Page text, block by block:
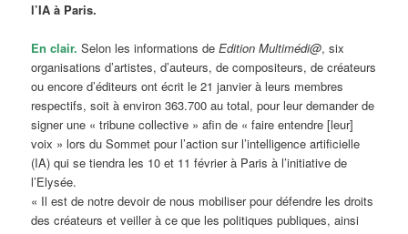
l’IA à Paris.
En clair. Selon les informations deEdition Multimédi@, six
organisations d’artistes, d’auteurs, de compositeurs, de créateurs
ou encore d’éditeurs ont écrit le 21 janvier à leurs membres
respectifs, soit à environ 363.700 au total, pour leur demander de
signer une « tribune collective » afin de « faire entendre [leur]
voix » lors du Sommet pour l’action sur l’intelligence artificielle
(IA) qui se tiendra les 10 et 11 février à Paris à l’initiative de
l’Elysée.
« Il est de notre devoir de nous mobiliser pour défendre les droits
des créateurs et veiller à ce que les politiques publiques, ainsi